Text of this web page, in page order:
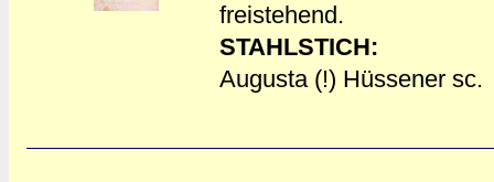
freistehend.
STAHLSTICH:
Augusta (!) Hüssener sc.